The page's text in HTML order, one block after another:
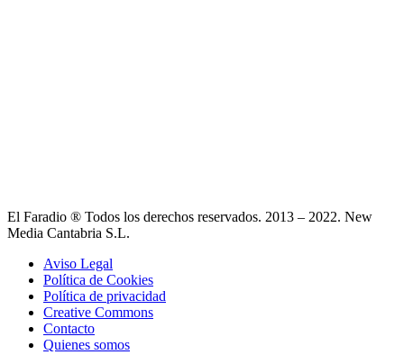
El Faradio ® Todos los derechos reservados. 2013 – 2022. New
Media Cantabria S.L.
Aviso Legal
Política de Cookies
Política de privacidad
Creative Commons
Contacto
Quienes somos